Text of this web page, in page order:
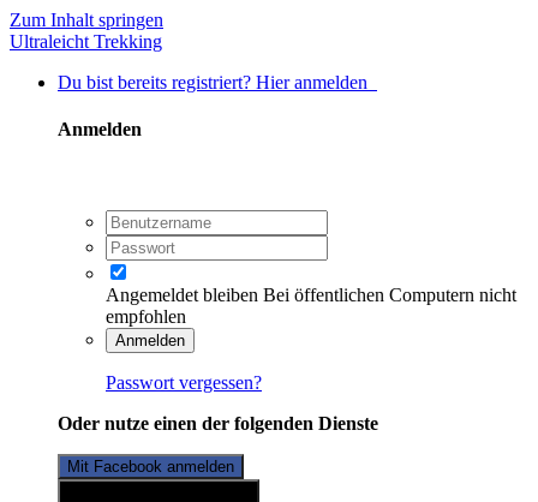
Zum Inhalt springen
Ultraleicht Trekking
Du bist bereits registriert? Hier anmelden
Anmelden
Angemeldet bleiben Bei öffentlichen Computern nicht
empfohlen
Anmelden
Passwort vergessen?
Oder nutze einen der folgenden Dienste
Mit Facebook anmelden